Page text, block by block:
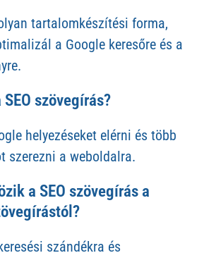
tartalomkészítési forma,
a Google keresőre és a
szövegírás?
helyezéseket elérni és több
szerezni a weboldalra.
a SEO szövegírás a
szándékra és